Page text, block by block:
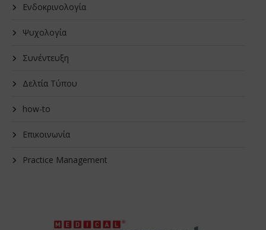
Ενδοκρινολογία
Ψυχολογία
Συνέντευξη
Δελτία Τύπου
how-to
Επικοινωνία
Practice Management